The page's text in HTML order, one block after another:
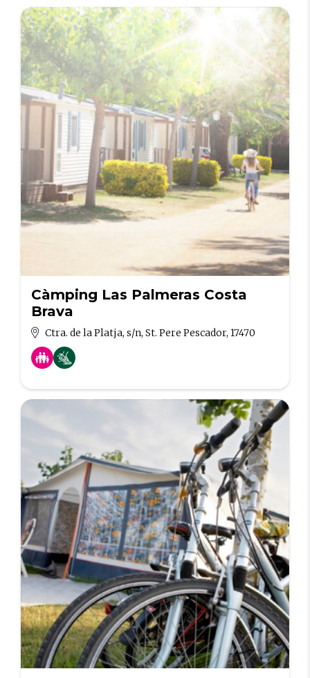
Càmping Las Palmeras Costa
Brava
Ctra. de la Platja, s/n, St. Pere Pescador, 17470